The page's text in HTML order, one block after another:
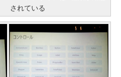
されている